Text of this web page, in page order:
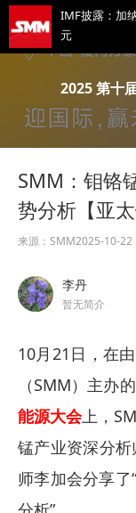
IMF披露：加
元
为有色行业打
供应偏紧支撑
存储芯片股延
超5%、闪迪
2025 第十
SMM：钼铬
势分析【亚
来源： SMM2025-10-22
李丹
暂无简介
10月21日，在
（SMM）主办的
能源大会上，
锰产业资深分
师李加会分享